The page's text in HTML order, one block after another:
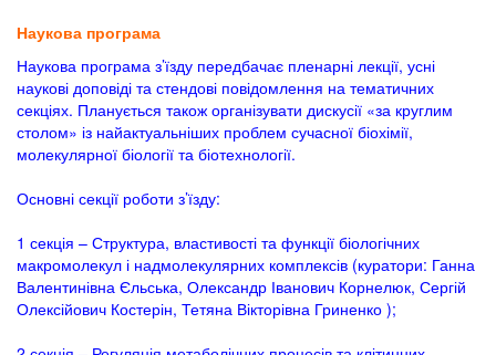
Наукова програма
Наукова програма з’їзду передбачає пленарні лекції, усні
наукові доповіді та стендові повідомлення на тематичних
секціях. Планується також організувати дискусії «за круглим
столом» із найактуальніших проблем сучасної біохімії,
молекулярної біології та біотехнології.
Основні секції роботи з’їзду:
1 секція – Структура, властивості та функції біологічних
макромолекул і надмолекулярних комплексів (куратори: Ганна
Валентинівна Єльська, Олександр Іванович Корнелюк, Сергій
Олексійович Костерін, Тетяна Вікторівна Гриненко );